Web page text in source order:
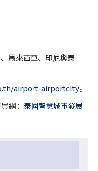
馬來西亞、印尼與泰
airport-airportcity。
網： 泰國智慧城市發展